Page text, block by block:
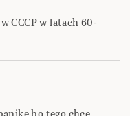
CCCP w latach 60-